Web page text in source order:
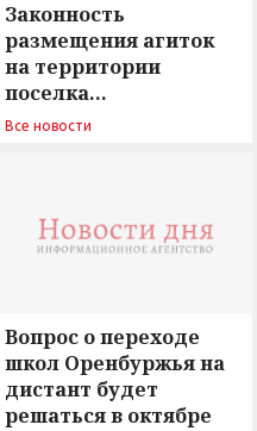
Законность
размещения агиток
на территории
поселка
Новосергиевка
Все новости
Вопрос о переходе
школ Оренбуржья на
дистант будет
решаться в октябре